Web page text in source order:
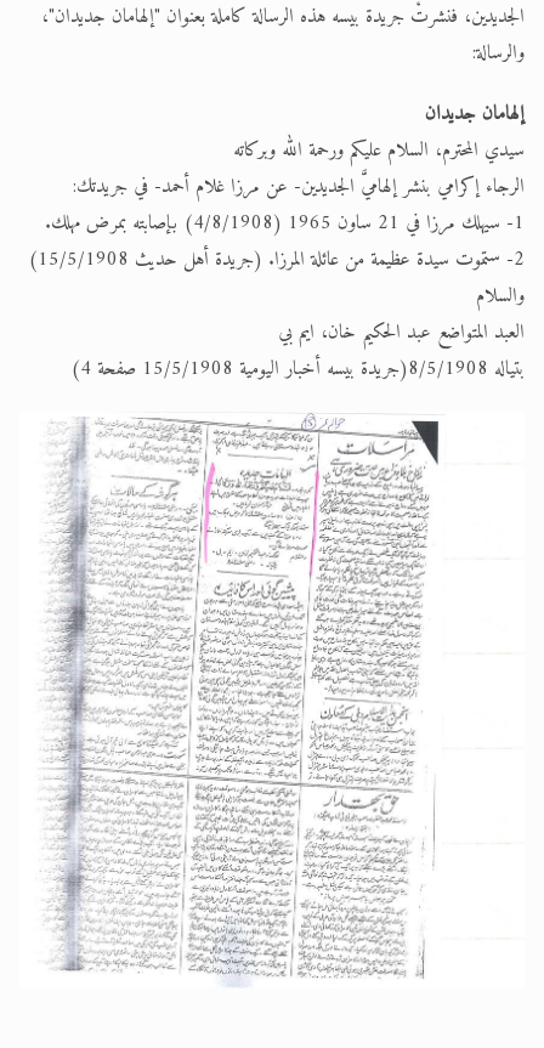
الجديدين، فنشرتْ جريدة بيسه هذه الرسالة كاملة بعنوان "إلهامان جديدان"،
والرسالة:
إلهامان جديدان
سيدي المحترم، السلام عليكم ورحمة الله وبركاته
الرجاء إكرامي بنشر إلهاميَّ الجديدين- عن مرزا غلام أحمد- في جريدتك:
1- سيهلك مرزا في 21 ساون 1965 (4/8/1908) بإصابته بمرض مهلك.
2- ستموت سيدة عظيمة من عائلة المرزا. (جريدة أهل حديث 15/5/1908)
والسلام
العبد المتواضع عبد الحكيم خان، ايم بي
بتياله 8/5/1908(جريدة بيسه أخبار اليومية 15/5/1908 صفحة 4)